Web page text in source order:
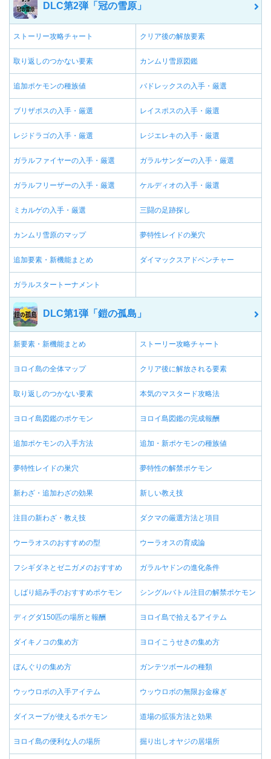
DLC第2弾「冠の雪原」
ストーリー攻略チャート クリア後の解放要素
取り返しのつかない要素 カンムリ雪原図鑑
追加ポケモンの種族値 バドレックスの入手・厳選
ブリザポスの入手・厳選 レイスポスの入手・厳選
レジドラゴの入手・厳選 レジエレキの入手・厳選
ガラルファイヤーの入手・厳選 ガラルサンダーの入手・厳選
ガラルフリーザーの入手・厳選 ケルディオの入手・厳選
ミカルゲの入手・厳選 三闘の足跡探し
カンムリ雪原のマップ 夢特性レイドの巣穴
追加要素・新機能まとめ ダイマックスアドベンチャー
ガラルスタートーナメント
DLC第1弾「鎧の孤島」
新要素・新機能まとめ ストーリー攻略チャート
ヨロイ島の全体マップ クリア後に解放される要素
取り返しのつかない要素 本気のマスタード攻略法
ヨロイ島図鑑のポケモン ヨロイ島図鑑の完成報酬
追加ポケモンの入手方法 追加・新ポケモンの種族値
夢特性レイドの巣穴 夢特性の解禁ポケモン
新わざ・追加わざの効果 新しい教え技
注目の新わざ・教え技 ダクマの厳選方法と項目
ウーラオスのおすすめの型 ウーラオスの育成論
フシギダネとゼニガメのおすすめ ガラルヤドンの進化条件
しばり組み手のおすすめポケモン シングルバトル注目の解禁ポケモン
ディグダ150匹の場所と報酬 ヨロイ島で拾えるアイテム
ダイキノコの集め方 ヨロイこうせきの集め方
ぼんぐりの集め方 ガンテツボールの種類
ウッウロボの入手アイテム ウッウロボの無限お金稼ぎ
ダイスープが使えるポケモン 道場の拡張方法と効果
ヨロイ島の便利な人の場所 掘り出しオヤジの居場所